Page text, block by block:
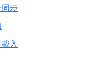
步
入